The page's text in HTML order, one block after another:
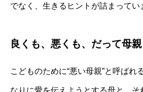
でなく、生きるヒントが詰まってい
良くも、悪くも、だって母親
こどものために“悪い母親”と呼ばれ